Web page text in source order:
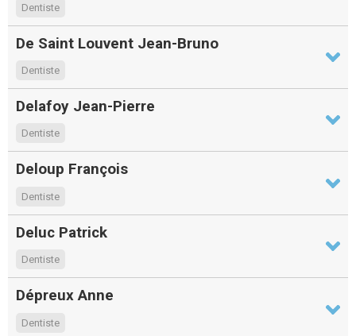
Dentiste
De Saint Louvent Jean-Bruno
Dentiste
Delafoy Jean-Pierre
Dentiste
Deloup François
Dentiste
Deluc Patrick
Dentiste
Dépreux Anne
Dentiste